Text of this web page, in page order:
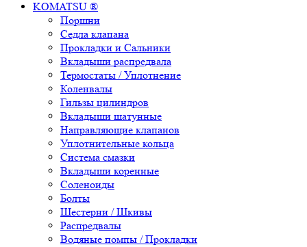
KOMATSU ®
Поршни
Седла клапана
Прокладки и Сальники
Вкладыши распредвала
Термостаты / Уплотнение
Коленвалы
Гильзы цилиндров
Вкладыши шатунные
Направляющие клапанов
Уплотнительные кольца
Система смазки
Вкладыши коренные
Соленоиды
Болты
Шестерни / Шкивы
Распредвалы
Водяные помпы / Прокладки